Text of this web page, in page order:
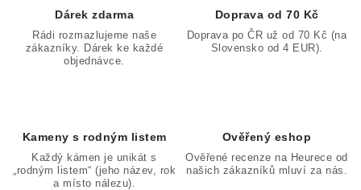
Dárek zdarma
Rádi rozmazlujeme naše
zákazníky. Dárek ke každé
objednávce.
Doprava od 70 Kč
Doprava po ČR už od 70 Kč (na
Slovensko od 4 EUR).
Kameny s rodným listem
Každý kámen je unikát s
„rodným listem“ (jeho název, rok
a místo nálezu).
Ověřený eshop
Ověřené recenze na Heurece od
našich zákazníků mluví za nás.